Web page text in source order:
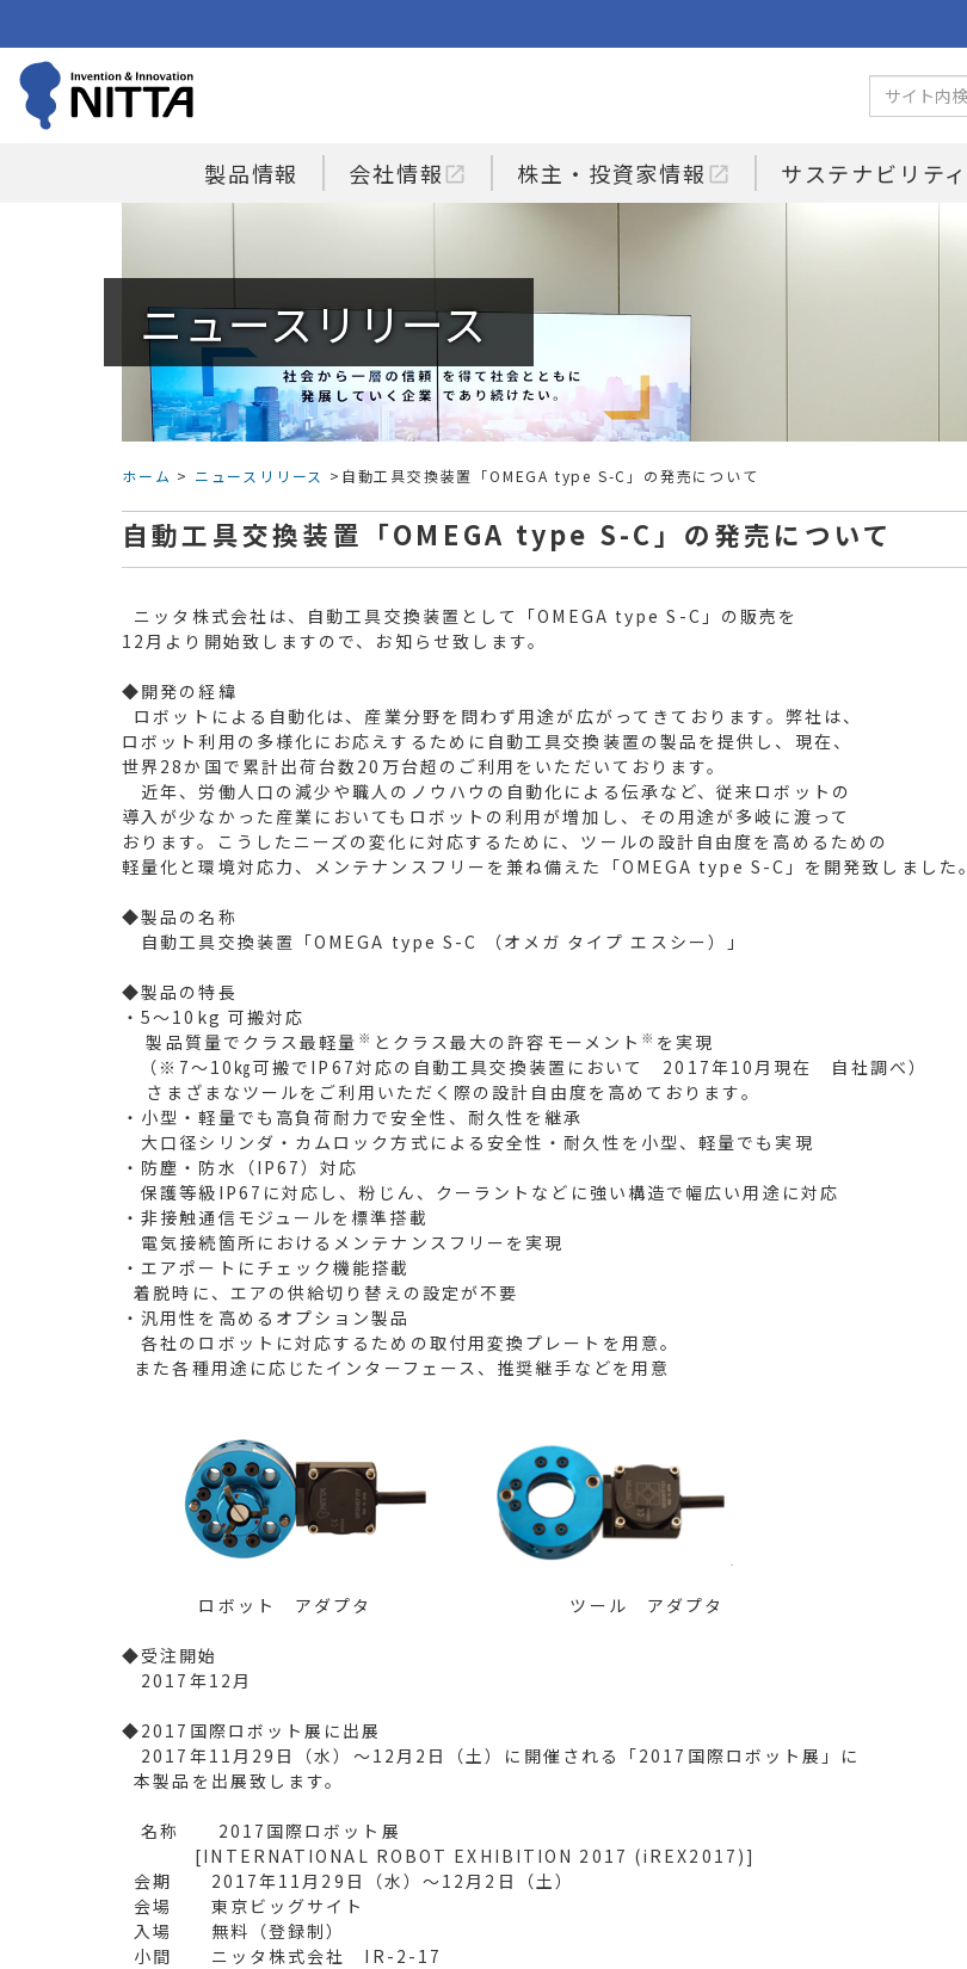
製品情報 会社情報 open_in_new 株主・投資家情報 open_in_new サステナビリティ
ニュースリリース
ホーム > ニュースリリース >自動工具交換装置「OMEGA type S-C」の発売について
自動工具交換装置「OMEGA type S-C」の発売について
ニッタ株式会社は、自動工具交換装置として「OMEGA type S-C」の販売を
12月より開始致しますので、お知らせ致します。
◆開発の経緯
ロボットによる自動化は、産業分野を問わず用途が広がってきております。弊社は、
ロボット利用の多様化にお応えするために自動工具交換装置の製品を提供し、現在、
世界28か国で累計出荷台数20万台超のご利用をいただいております。
近年、労働人口の減少や職人のノウハウの自動化による伝承など、従来ロボットの
導入が少なかった産業においてもロボットの利用が増加し、その用途が多岐に渡って
おります。こうしたニーズの変化に対応するために、ツールの設計自由度を高めるための
軽量化と環境対応力、メンテナンスフリーを兼ね備えた「OMEGA type S-C」を開発致しました。
◆製品の名称
自動工具交換装置「OMEGA type S-C （オメガ タイプ エスシー）」
◆製品の特長
・5～10kg 可搬対応
製品質量でクラス最軽量 ※ とクラス最大の許容モーメント ※ を実現
（※7～10㎏可搬でIP67対応の自動工具交換装置において 2017年10月現在 自社調べ）
さまざまなツールをご利用いただく際の設計自由度を高めております。
・小型・軽量でも高負荷耐力で安全性、耐久性を継承
大口径シリンダ・カムロック方式による安全性・耐久性を小型、軽量でも実現
・防塵・防水（IP67）対応
保護等級IP67に対応し、粉じん、クーラントなどに強い構造で幅広い用途に対応
・非接触通信モジュールを標準搭載
電気接続箇所におけるメンテナンスフリーを実現
・エアポートにチェック機能搭載
着脱時に、エアの供給切り替えの設定が不要
・汎用性を高めるオプション製品
各社のロボットに対応するための取付用変換プレートを用意。
また各種用途に応じたインターフェース、推奨継手などを用意
ロボット アダプタ ツール アダプタ
◆受注開始
2017年12月
◆2017国際ロボット展に出展
2017年11月29日（水）～12月2日（土）に開催される「2017国際ロボット展」に
本製品を出展致します。
名称 2017国際ロボット展
[INTERNATIONAL ROBOT EXHIBITION 2017 (iREX2017)]
会期 2017年11月29日（水）～12月2日（土）
会場 東京ビッグサイト
入場 無料（登録制）
小間 ニッタ株式会社 IR-2-17